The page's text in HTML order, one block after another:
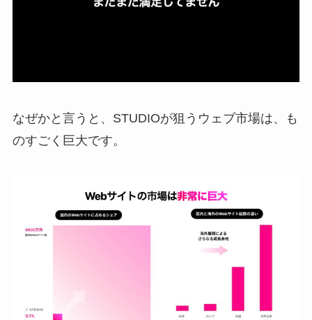
なぜかと言うと、STUDIOが狙うウェブ市場は、も
のすごく巨大です。